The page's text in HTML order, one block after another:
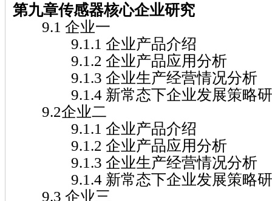
第九章传感器核心企业研究
9.1 企业一
9.1.1 企业产品介绍
9.1.2 企业产品应用分析
9.1.3 企业生产经营情况分析
9.1.4 新常态下企业发展策略
9.2企业二
9.1.1 企业产品介绍
9.1.2 企业产品应用分析
9.1.3 企业生产经营情况分析
9.1.4 新常态下企业发展策略
9.3 企业三